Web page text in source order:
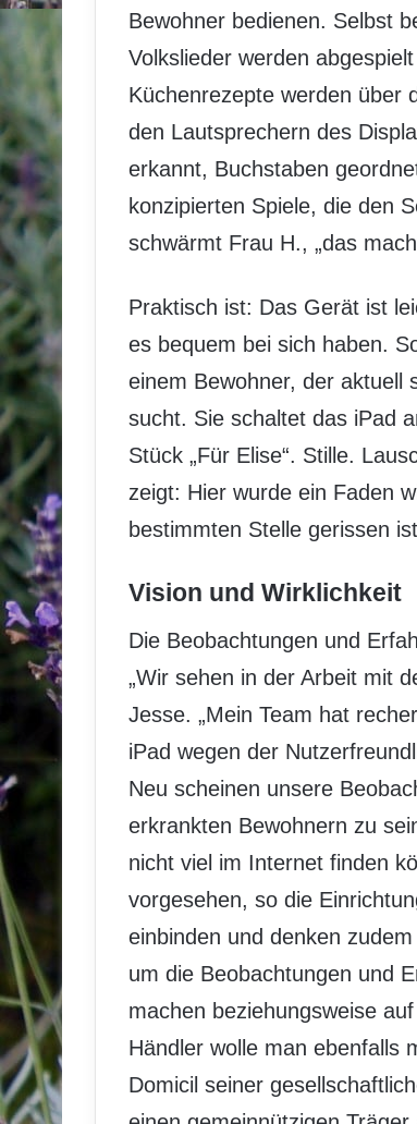
Bewohner bedienen. Selbst
Volkslieder werden
Küchenrezepte werden über
den Lautsprechern des
erkannt, Buchstaben
konzipierten Spiele, die den
schwärmt Frau H., „das
Praktisch ist: Das Gerät ist
es bequem bei sich haben.
einem Bewohner, der aktuell
sucht. Sie schaltet das iPad
Stück „Für Elise“. Stille.
zeigt: Hier wurde ein Faden
bestimmten Stelle gerissen
Vision und Wirklichkeit
Die Beobachtungen und
„Wir sehen in der Arbeit mit
Jesse. „Mein Team hat
iPad wegen der
Neu scheinen unsere
erkrankten Bewohnern zu
nicht viel im Internet finden
vorgesehen, so die
einbinden und denken
um die Beobachtungen und
machen beziehungsweise
Händler wolle man ebenfalls
Domicil seiner